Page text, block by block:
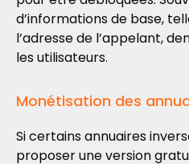
d’informations de base,
l’adresse de l’appelant,
les utilisateurs.
Monétisation des
Si certains annuaires
proposer une version